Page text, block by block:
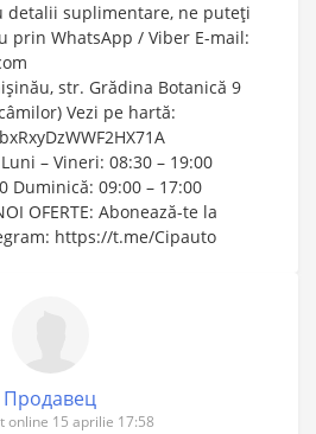
detalii suplimentare, ne puteți
prin WhatsApp / Viber E-mail:
str. Grădina Botanică 9
Vezi pe hartă:
Luni – Vineri: 08:30 – 19:00
Duminică: 09:00 – 17:00
OFERTE: Abonează-te la
https://t.me/Cipauto
Продавец
online 15 aprilie 17:58